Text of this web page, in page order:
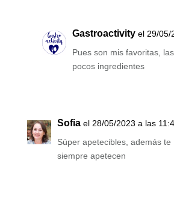
Gastroactivity el 29/05/
Pues son mis favoritas,
pocos ingredientes
Sofia el 28/05/2023 a las
Súper apetecibles, además
siempre apetecen